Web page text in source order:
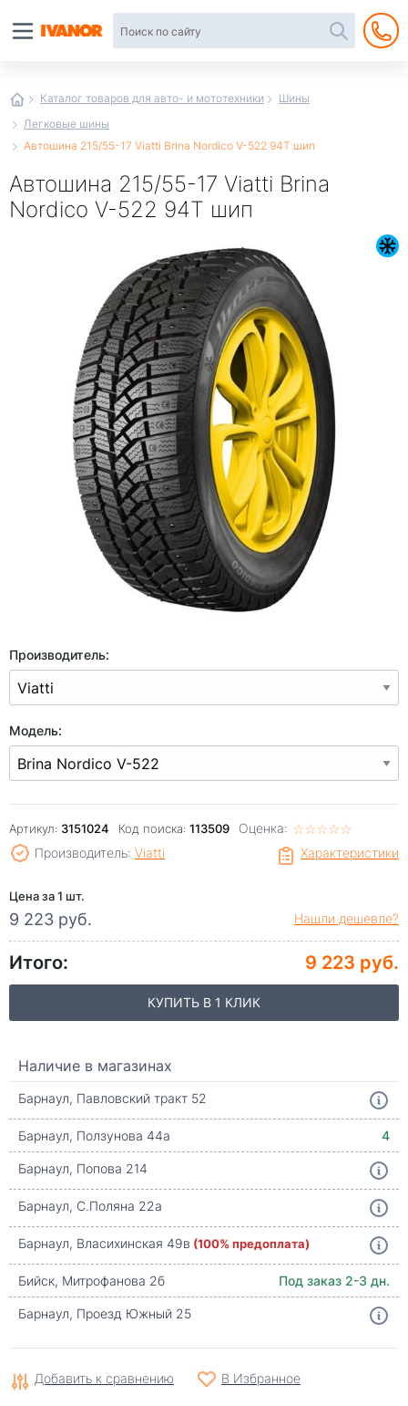
Каталог товаров для авто- и мототехники
Шины
Легковые шины
Автошина 215/55-17 Viatti Brina Nordico V-522 94Т шип
Автошина 215/55-17 Viatti Brina
Nordico V-522 94Т шип
Производитель:
Модель:
Артикул: 3151024 Код поиска: 113509 Оценка: ☆☆☆☆☆
★★★★★
Характеристики
Производитель: Viatti
Цена за 1 шт.
9 223 руб. Нашли дешевле?
Итого: 9 223 руб.
КУПИТЬ В 1 КЛИК
Наличие в магазинах
Барнаул, Павловский тракт 52
Барнаул, Ползунова 44а
4
Барнаул, Попова 214
Барнаул, С.Поляна 22а
Барнаул, Власихинская 49в (100% предоплата)
Бийск, Митрофанова 2б
Под заказ 2-3 дн.
Барнаул, Проезд Южный 25
Добавить к сравнению В Избранное
интернет-